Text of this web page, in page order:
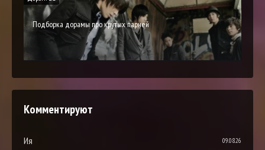
Подборка дорамы про крутых парней
Комментируют
Ия 09.08.26